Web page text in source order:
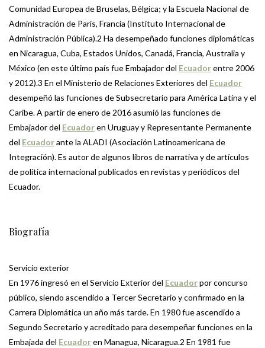
Comunidad Europea de Bruselas, Bélgica; y la Escuela Nacional de
Administración de París, Francia (Instituto Internacional de
Administración Pública).2 Ha desempeñado funciones diplomáticas
en Nicaragua, Cuba, Estados Unidos, Canadá, Francia, Australia y
México (en este último país fue Embajador del Ecuadorentre 2006
y 2012).3 En el Ministerio de Relaciones Exteriores del Ecuador
desempeñó las funciones de Subsecretario para América Latina y el
Caribe. A partir de enero de 2016 asumió las funciones de
Embajador del Ecuadoren Uruguay y Representante Permanente
del Ecuadorante la ALADI (Asociación Latinoamericana de
Integración). Es autor de algunos libros de narrativa y de artículos
de política internacional publicados en revistas y periódicos del
Ecuador.
Biografía
Servicio exterior
En 1976 ingresó en el Servicio Exterior del Ecuadorpor concurso
público, siendo ascendido a Tercer Secretario y confirmado en la
Carrera Diplomática un año más tarde. En 1980 fue ascendido a
Segundo Secretario y acreditado para desempeñar funciones en la
Embajada del Ecuadoren Managua, Nicaragua.2 En 1981 fue